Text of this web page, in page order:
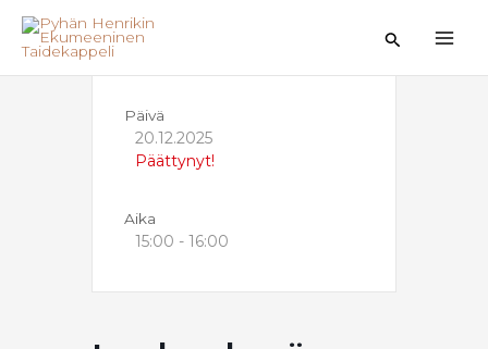
sisältöön
Hae
Päivä
20.12.2025
Päättynyt!
Aika
15:00 - 16:00